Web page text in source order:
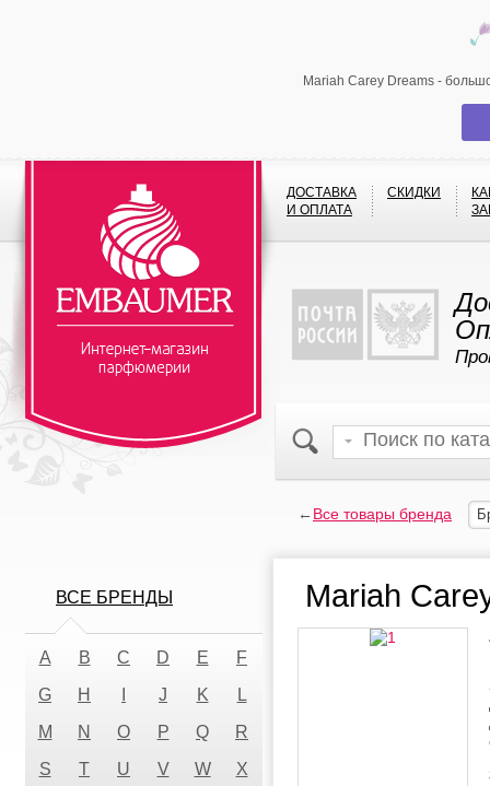
Mariah Carey Dreams -
ДОСТАВКА
И ОПЛАТА
СКИДКИ
←Все товары бренда
Mariah
ВСЕ БРЕНДЫ
A B C D E
F
G
H J K
L
M
N O P Q
R
S
T U V W
X